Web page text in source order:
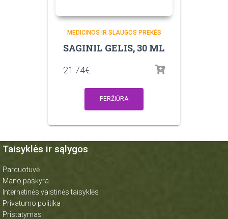
MEDICINOS IR SLAUGOS PREKĖS
SAGINIL GELIS, 30 ML
21.74€
PERŽIŪRA
Taisyklės ir sąlygos
Parduotuvė
Mano paskyra
Internetinės vaistinės taisyklės
Privatumo politika
Pristatymas